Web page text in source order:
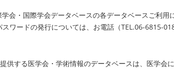
会・国際学会データベースの各データベースご利用
スワードの発行については、お電話（TEL.06-6815-
供する医学会・学術情報のデータベースは、医学会